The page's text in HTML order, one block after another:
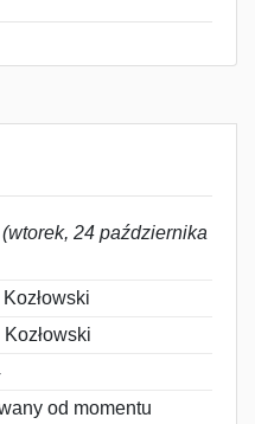
(wtorek, 24 października
od momentu